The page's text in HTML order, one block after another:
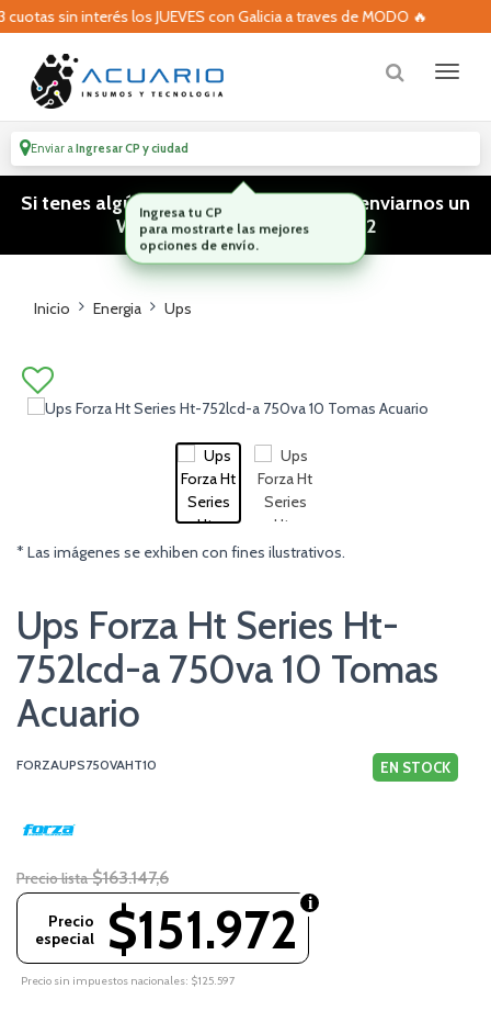
sin interés los JUEVES con Galicia a traves de MODO 🔥
Enviar aIngresar CP y ciudad
Si tenes algún tipo de consulta podes enviarnos un
WhatsApp! (011) 15 5386 3812
Inicio Energia Ups
* Las imágenes se exhiben con fines ilustrativos.
Ups Forza Ht Series Ht-
752lcd-a 750va 10 Tomas
Acuario
FORZAUPS750VAHT10 EN STOCK
Precio lista $163.147,6
$151.972
Precio
especial
Precio sin impuestos nacionales: $125.597